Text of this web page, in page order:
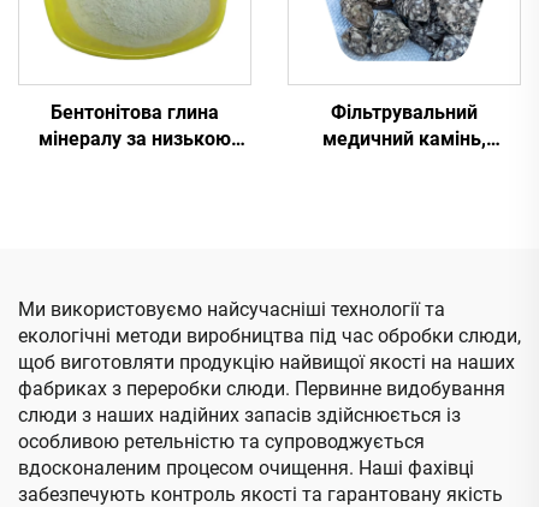
Бентонітова глина
мінералу за низькою
Фільтрувальний
медичний камінь,
Ми використовуємо найсучасніші технології та
екологічні методи виробництва під час обробки слюди,
щоб виготовляти продукцію найвищої якості на наших
фабриках з переробки слюди. Первинне видобування
слюди з наших надійних запасів здійснюється із
особливою ретельністю та супроводжується
вдосконаленим процесом очищення. Наші фахівці
забезпечують контроль якості та гарантовану якість